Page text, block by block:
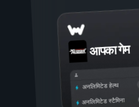
आपका गेम
अनलिमिटेड हेल्थ
अनलिमिटेड स्टैमिना